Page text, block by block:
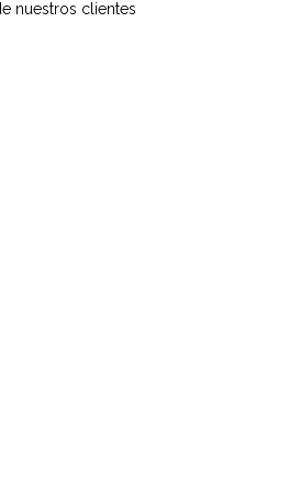
nuestros clientes